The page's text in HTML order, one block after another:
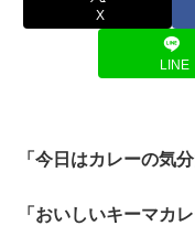
X
LINE
「今日はカレーの気分
「おいしいキーマカ